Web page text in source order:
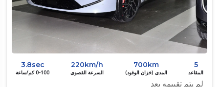
5
المقاعد
700km
المدى (خزان الوقود)
220km/h
السرعة القصوى
3.8sec
0-100 كم/ساعة
لم يتم تقييمه بعد